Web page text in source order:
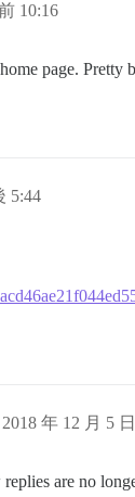
10:16
page. Pretty
5:44
2018 年 12 月 5
are no